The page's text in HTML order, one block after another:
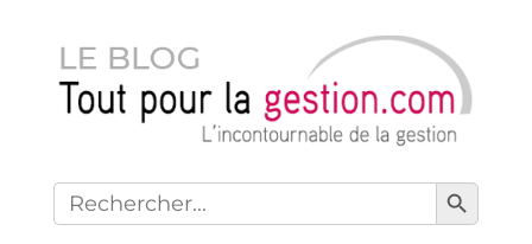
Search
for:
Search Button